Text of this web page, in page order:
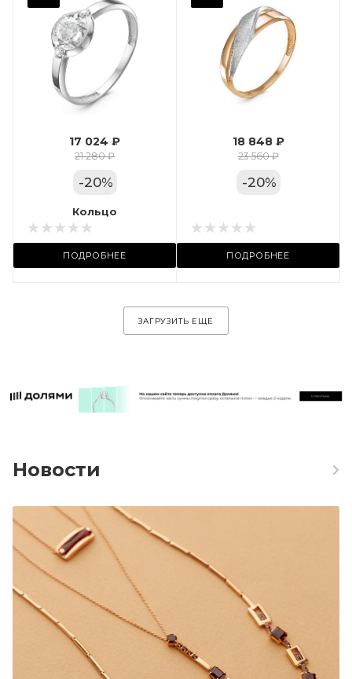
17 024 ₽
21 280 ₽
-20%
Кольцо
ПОДРОБНЕЕ
Вес драгметалла
Марка (бренд)
Дельта
Фианит
Цвет золота
КРАС
Местоположение:
ул. Пушкинская, 11А
18 848 ₽
23 560 ₽
-20%
ПОДРОБНЕЕ
ЗАГРУЗИТЬ ЕЩЕ
Новости